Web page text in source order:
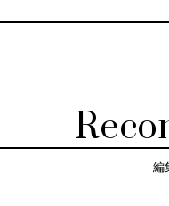
編